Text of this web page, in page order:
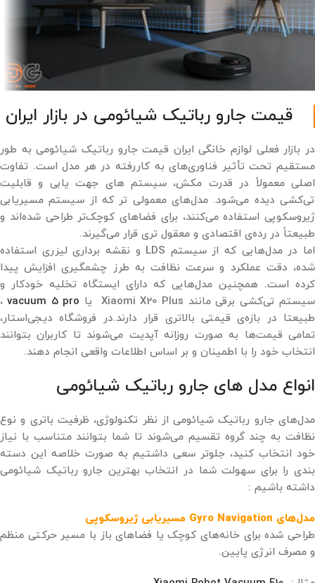
قیمت جارو رباتیک شیائومی در بازار ایران
در بازار فعلی لوازم خانگی ایران قیمت جارو رباتیک شیائومی به طور
مستقیم تحت تأثیر فناوری‌های به ‌کاررفته در هر مدل است. تفاوت
اصلی معمولاً در قدرت مکش، سیستم های جهت یابی و قابلیت
تی‌کشی دیده می‌شود. مدل‌های معمولی تر که از سیستم مسیریابی
ژیروسکوپی استفاده می‌کنند، برای فضاهای کوچک‌تر طراحی شده‌اند و
طبیعتاً در رده‌ی اقتصادی و معقول تری قرار می‌گیرند.
اما در مدل‌هایی که از سیستم LDS و نقشه ‌برداری لیزری استفاده
شده، دقت عملکرد و سرعت نظافت به طرز چشمگیری افزایش پیدا
کرده است. همچنین مدل‌هایی که دارای ایستگاه تخلیه خودکار و
سیستم تی‌کشی برقی مانند Xiaomi X20 Plus یا
vacuum 5 pro،
طبیعتا در بازه‌ی قیمتی بالاتری قرار دارند.در فروشگاه دیجی‌استار،
تمامی قیمت‌ها به ‌صورت روزانه آپدیت می‌شوند تا کاربران بتوانند
انتخاب خود را با اطمینان و بر اساس اطلاعات واقعی انجام دهند.
انواع مدل های جارو رباتیک شیائومی
مدل‌های جارو رباتیک شیائومی از نظر تکنولوژی، ظرفیت باتری و نوع
نظافت به چند گروه تقسیم می‌شوند تا شما بتوانند متناسب با نیاز
خود انتخاب کنید، جلوتر سعی داشتیم به صورت خلاصه این دسته
بندی را برای سهولت شما در انتخاب بهترین جارو رباتیک شیائومی
داشته باشیم :
مدل‌های Gyro Navigation مسیریابی ژیروسکوپی
طراحی ‌شده برای خانه‌های کوچک یا فضاهای باز با مسیر حرکتی منظم
و مصرف انرژی پایین.